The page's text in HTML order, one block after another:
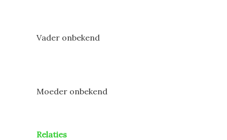
Vader onbekend
Moeder onbekend
Relaties